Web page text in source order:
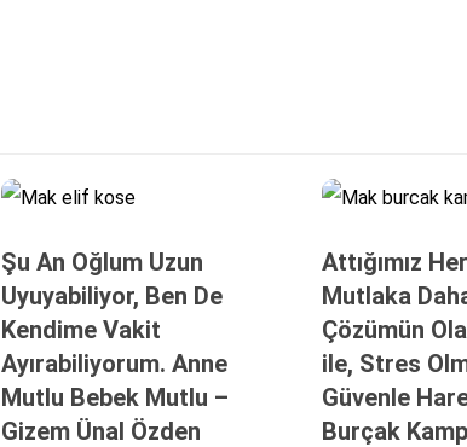
Şu An Oğlum Uzun
Uyuyabiliyor, Ben De
Kendime Vakit
Ayırabiliyorum. Anne
Mutlu Bebek Mutlu –
Gizem Ünal Özden
Attığımız
Mutlaka
Çözümün
ile, Stres
Güvenle
Burçak